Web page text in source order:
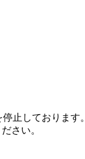
止しております。
さい。